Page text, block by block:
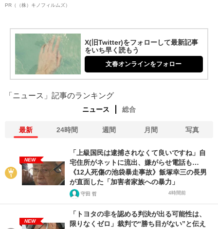
PR（（株）キノフィルムズ）
X(旧Twitter)をフォローして最新記事
をいち早く読もう
文春オンラインをフォロー
「ニュース」記事のランキング
ニュース 総合
最新 24時間 週間 月間 写真
NEW
「上級国民は逮捕されなくて良いですね」自
宅住所がネットに流出、嫌がらせ電話も…
《12人死傷の池袋暴走事故》飯塚幸三の長男
が直面した「加害者家族への暴力」
守田 哲 4時間前
NEW
「トヨタの非を認める判決が出る可能性は、
限りなくゼロ」裁判で“勝ち目がない”と伝え